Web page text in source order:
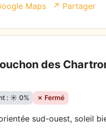
Maps ↗ Partager
des
: ☀️ 0% ✗ Fermé
sud-ouest, soleil